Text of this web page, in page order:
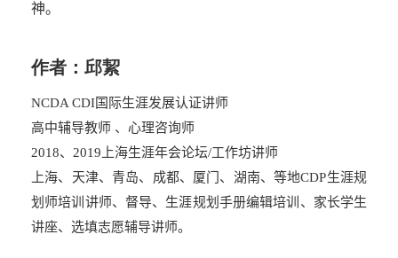
神。
作者：邱絜
NCDA CDI国际生涯发展认证讲师
高中辅导教师 、心理咨询师
2018、 2019 上海生涯年会论坛/工作坊讲师
上海、天津、青岛、成都、厦门、湖南、等地CDP生涯规
划师培训讲师、督导、生涯规划手册编辑培训、家长学生
讲座、选填志愿辅导讲师。